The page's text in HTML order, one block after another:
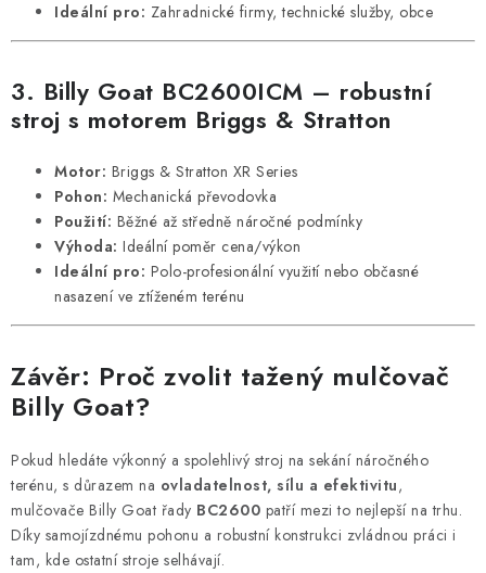
Ideální pro: Zahradnické firmy, technické služby, obce
3. Billy Goat BC2600ICM – robustní
stroj s motorem Briggs & Stratton
Motor: Briggs & Stratton XR Series
Pohon: Mechanická převodovka
Použití: Běžné až středně náročné podmínky
Výhoda: Ideální poměr cena/výkon
Ideální pro: Polo-profesionální využití nebo občasné
nasazení ve ztíženém terénu
Závěr: Proč zvolit tažený mulčovač
Billy Goat?
Pokud hledáte výkonný a spolehlivý stroj na sekání náročného
terénu, s důrazem na ovladatelnost, sílu a efektivitu,
mulčovače Billy Goat řady BC2600 patří mezi to nejlepší na trhu.
Díky samojízdnému pohonu a robustní konstrukci zvládnou práci i
tam, kde ostatní stroje selhávají.